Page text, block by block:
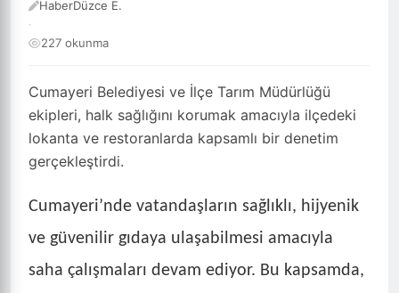
Cumayeri Belediyesi ve İlçe Tarım Müdürlüğü
ekipleri, halk sağlığını korumak amacıyla ilçedeki
lokanta ve restoranlarda kapsamlı bir denetim
gerçekleştirdi.
HaberDüzce E.
·
227 okunma
Cumayeri’nde vatandaşların sağlıklı, hijyenik
ve güvenilir gıdaya ulaşabilmesi amacıyla
saha çalışmaları devam ediyor. Bu kapsamda,